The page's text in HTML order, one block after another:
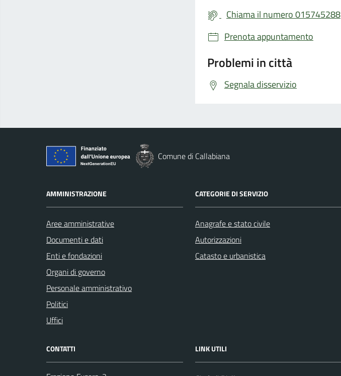
Chiama il numero 015745288
Prenota appuntamento
Problemi in città
Segnala disservizio
Comune di Callabiana
AMMINISTRAZIONE
Aree amministrative
Documenti e dati
Enti e fondazioni
Organi di governo
Personale amministrativo
Politici
Uffici
CATEGORIE DI SERVIZIO
Anagrafe e stato civile
Autorizzazioni
Catasto e urbanistica
CONTATTI LINK UTILI